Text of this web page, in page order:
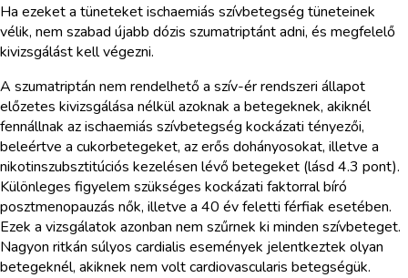
Ha ezeket a tüneteket ischaemiás szívbetegség tüneteinek
vélik, nem szabad újabb dózis szumatriptánt adni, és megfelelő
kivizsgálást kell végezni.
A szumatriptán nem rendelhető a szív-ér rendszeri állapot
előzetes kivizsgálása nélkül azoknak a betegeknek, akiknél
fennállnak az ischaemiás szívbetegség kockázati tényezői,
beleértve a cukorbetegeket, az erős dohányosokat, illetve a
nikotinszubsztitúciós kezelésen lévő betegeket (lásd 4.3 pont).
Különleges figyelem szükséges kockázati faktorral bíró
posztmenopauzás nők, illetve a 40 év feletti férfiak esetében.
Ezek a vizsgálatok azonban nem szűrnek ki minden szívbeteget.
Nagyon ritkán súlyos cardialis események jelentkeztek olyan
betegeknél, akiknek nem volt cardiovascularis betegségük.